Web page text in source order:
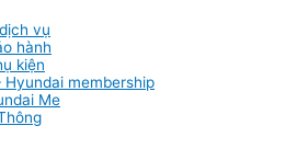
vụ
hành
kiện
Hyundai membership
Me